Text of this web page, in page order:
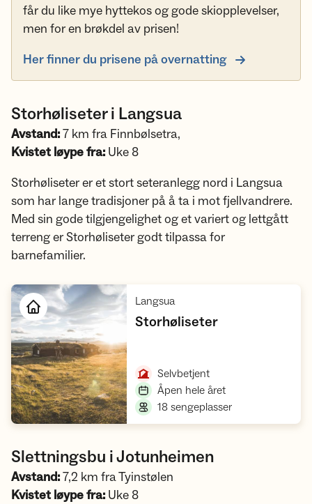
får du like mye hyttekos og gode skiopplevelser,
men for en brøkdel av prisen!
Her finner du prisene på overnatting
Storhøliseter i Langsua
Avstand:7 km fra Finnbølsetra,
Kvistet løype fra: Uke 8
Storhøliseter er et stort seteranlegg nord i Langsua
som har lange tradisjoner på å ta i mot fjellvandrere.
Med sin gode tilgjengelighet og et variert og lettgått
terreng er Storhøliseter godt tilpassa for
barnefamilier.
Langsua,
Storhøliseter,
Selvbetjent,
Åpen hele året,
18 sengeplasser,
Slettningsbu i Jotunheimen
Avstand:7,2 km fra Tyinstølen
Kvistet løype fra: Uke 8